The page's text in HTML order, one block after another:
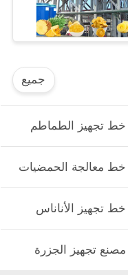
جميع
خط تجهيز الطماطم
خط معالجة الحمضيات
خط تجهيز الأناناس
مصنع تجهيز الجزرة